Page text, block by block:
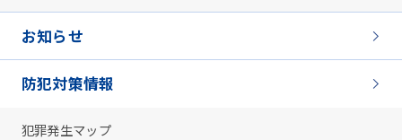
お知らせ
防犯対策情報
犯罪発生マップ